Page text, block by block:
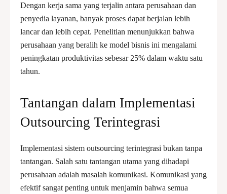
Dengan kerja sama yang terjalin antara perusahaan dan
penyedia layanan, banyak proses dapat berjalan lebih
lancar dan lebih cepat. Penelitian menunjukkan bahwa
perusahaan yang beralih ke model bisnis ini mengalami
peningkatan produktivitas sebesar 25% dalam waktu satu
tahun.
Tantangan dalam Implementasi
Outsourcing Terintegrasi
Implementasi sistem outsourcing terintegrasi bukan tanpa
tantangan. Salah satu tantangan utama yang dihadapi
perusahaan adalah masalah komunikasi. Komunikasi yang
efektif sangat penting untuk menjamin bahwa semua